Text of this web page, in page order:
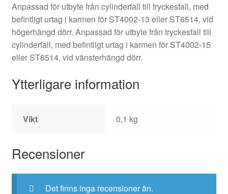
Anpassad för utbyte från cylinderfall till tryckesfall, med
befintligt urtag i karmen för ST4002-13 eller ST6514, vid
högerhängd dörr. Anpassad för utbyte från tryckesfall till
cylinderfall, med befintligt urtag i karmen för ST4002-15
eller ST6514, vid vänsterhängd dörr.
Ytterligare information
Vikt 0,1 kg
Recensioner
Det finns inga recensioner än.